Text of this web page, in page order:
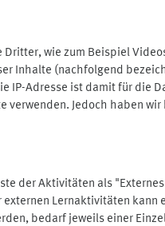
wie zum Beispiel
Inhalte (nachfolgend
IP-Adresse ist damit für
Jedoch haben
der Aktivitäten als
Lernaktivitäten
bedarf jeweils einer